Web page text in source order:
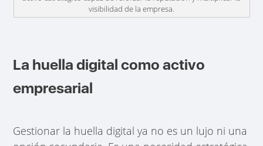
visibilidad de la empresa.
La huella digital como activo
empresarial
Gestionar la huella digital ya no es un lujo ni una